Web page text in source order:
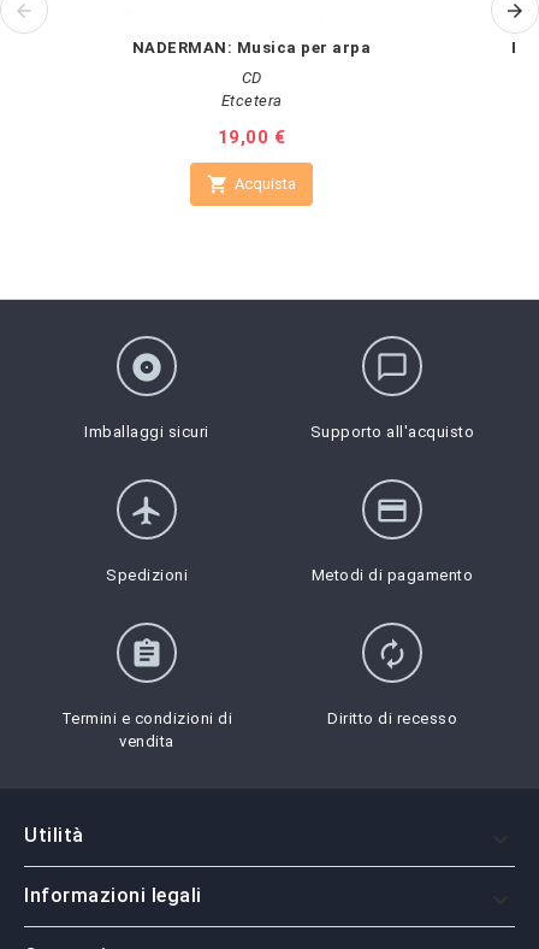
NADERMAN: Musica per arpa
CD
Etcetera
Prezzo
19,00 €
 Acquista
album
Imballaggi sicuri
chat_bubble_outline
Supporto all'acquisto
flight
Spedizioni
credit_card
Metodi di pagamento
assignment
Termini e condizioni di
vendita
autorenew
Diritto di recesso
Utilità
Informazioni legali